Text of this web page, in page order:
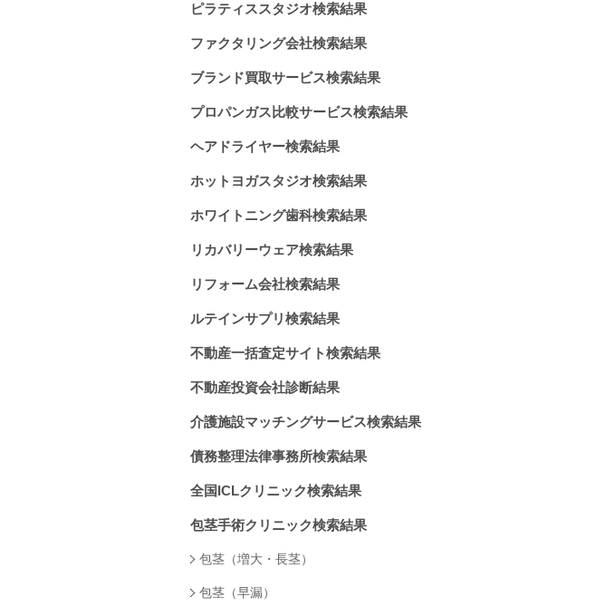
ピラティススタジオ検索結果
ファクタリング会社検索結果
ブランド買取サービス検索結果
プロパンガス比較サービス検索結果
ヘアドライヤー検索結果
ホットヨガスタジオ検索結果
ホワイトニング歯科検索結果
リカバリーウェア検索結果
リフォーム会社検索結果
ルテインサプリ検索結果
不動産一括査定サイト検索結果
不動産投資会社診断結果
介護施設マッチングサービス検索結果
債務整理法律事務所検索結果
全国ICLクリニック検索結果
包茎手術クリニック検索結果
包茎（増大・長茎）
包茎（早漏）